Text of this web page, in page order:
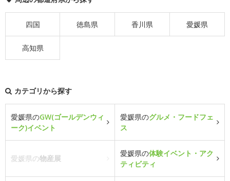
四国 徳島県 香川県 愛媛県
高知県
カテゴリから探す
愛媛県のGW(ゴールデンウィ
ーク)イベント
愛媛県のグルメ・フードフェ
ス
愛媛県の物産展
愛媛県の体験イベント・アク
ティビティ